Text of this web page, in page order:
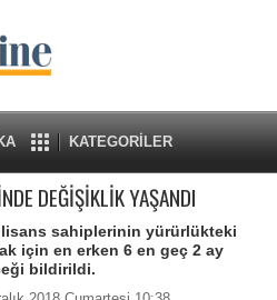
KATEGORİLER
DEĞİŞİKLİK YAŞANDI
lisans sahiplerinin yürürlükteki
için en erken 6 en geç 2 ay
bildirildi.